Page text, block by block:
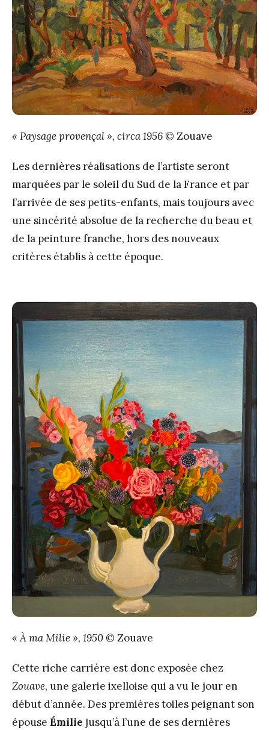
« Paysage provençal », circa 1956 © Zouave
Les dernières réalisations de l’artiste seront
marquées par le soleil du Sud de la France et par
l’arrivée de ses petits-enfants, mais toujours avec
une sincérité absolue de la recherche du beau et
de la peinture franche, hors des nouveaux
critères établis à cette époque.
« À ma Milie », 1950 © Zouave
Cette riche carrière est donc exposée chez
Zouave, une galerie ixelloise qui a vu le jour en
début d’année. Des premières toiles peignant son
épouse Émilie jusqu’à l’une de ses dernières